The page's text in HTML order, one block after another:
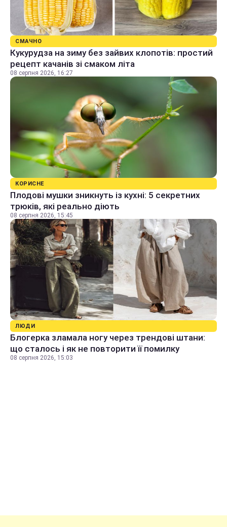
СМАЧНО
Кукурудза на зиму без зайвих клопотів: простий
рецепт качанів зі смаком літа
08 серпня 2026, 16:27
КОРИСНЕ
Плодові мушки зникнуть із кухні: 5 секретних
трюків, які реально діють
08 серпня 2026, 15:45
ЛЮДИ
Блогерка зламала ногу через трендові штани:
що сталось і як не повторити її помилку
08 серпня 2026, 15:03